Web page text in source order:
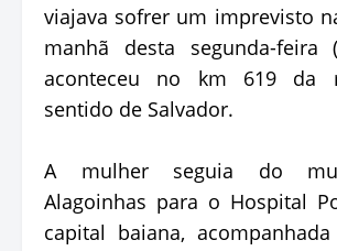
viajava sofrer um imprevisto
manhã desta segunda-feira
aconteceu no km 619 da
sentido de Salvador.
A mulher seguia do
Alagoinhas para o Hospital
capital baiana,